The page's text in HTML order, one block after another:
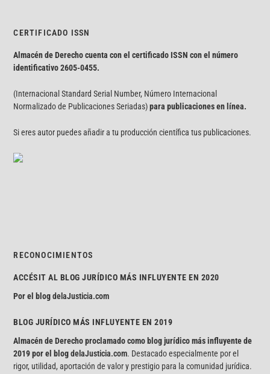
CERTIFICADO ISSN
Almacén de Derecho cuenta con el certificado ISSN con el número
identificativo2605-0455.
(Internacional Standard Serial Number, Número Internacional
Normalizado de Publicaciones Seriadas)para publicaciones en línea.
Si eres autor puedes añadir a tu producción científica tus publicaciones.
RECONOCIMIENTOS
ACCÉSIT AL BLOG JURÍDICO MÁS INFLUYENTE EN 2020
Por el blogdelaJusticia.com
BLOG JURÍDICO MÁS INFLUYENTE EN 2019
Almacén de Derecho proclamado como blog jurídico más influyente de
2019 por el blogdelaJusticia.com. Destacado especialmente por el
rigor, utilidad, aportación de valor y prestigio para la comunidad jurídica.